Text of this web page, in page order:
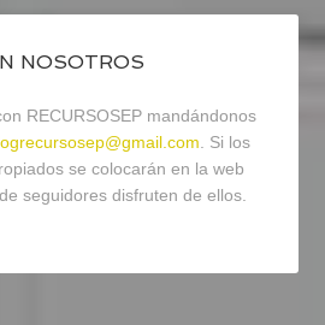
NOSOTROS
RECURSOSEP mandándonos
. Si los
se colocarán en la web
seguidores disfruten de ellos.